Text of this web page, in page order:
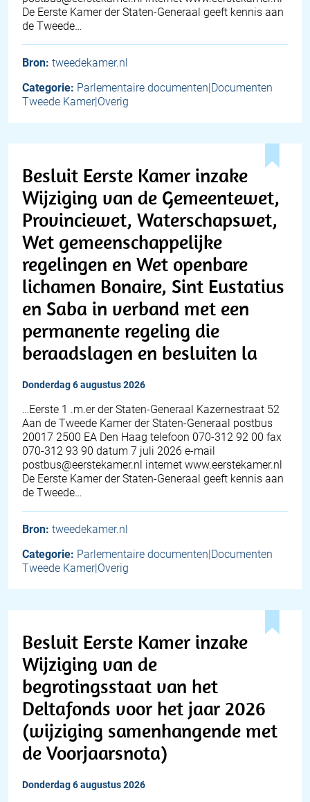
De Eerste Kamer der Staten-Generaal geeft kennis aan
de Tweede…
Bron: tweedekamer.nl
Categorie: Parlementaire documenten|Documenten
Tweede Kamer|Overig
Besluit Eerste Kamer inzake
Wijziging van de Gemeentewet,
Provinciewet, Waterschapswet,
Wet gemeenschappelijke
regelingen en Wet openbare
lichamen Bonaire, Sint Eustatius
en Saba in verband met een
permanente regeling die
beraadslagen en besluiten la
donderdag 6 augustus 2026
…Eerste 1 .m.er der Staten-Generaal Kazernestraat 52
Aan de Tweede Kamer der Staten-Generaal postbus
20017 2500 EA Den Haag telefoon 070-312 92 00 fax
070-312 93 90 datum 7 juli 2026 e-mail
postbus@eerstekamer.nl internet www.eerstekamer.nl
De Eerste Kamer der Staten-Generaal geeft kennis aan
de Tweede…
Bron: tweedekamer.nl
Categorie: Parlementaire documenten|Documenten
Tweede Kamer|Overig
Besluit Eerste Kamer inzake
Wijziging van de
begrotingsstaat van het
Deltafonds voor het jaar 2026
(wijziging samenhangende met
de Voorjaarsnota)
donderdag 6 augustus 2026